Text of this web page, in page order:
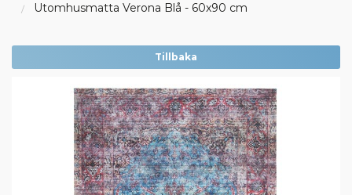
Utomhusmatta Verona Blå - 60x90 cm
Tillbaka